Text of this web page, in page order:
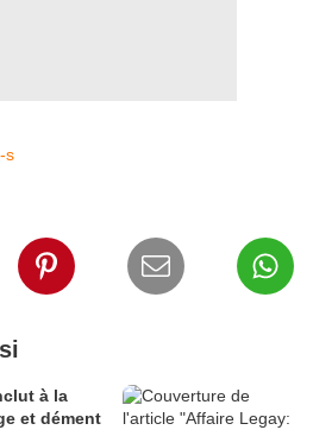
s
à la
et dément